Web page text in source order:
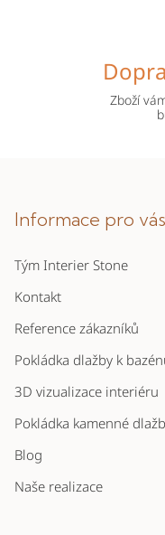
Zboží
Informace pro vás
Tým Interier Stone
Kontakt
Reference zákazníků
Pokládka dlažby k
3D vizualizace interiéru
Pokládka kamenné
Blog
Naše realizace